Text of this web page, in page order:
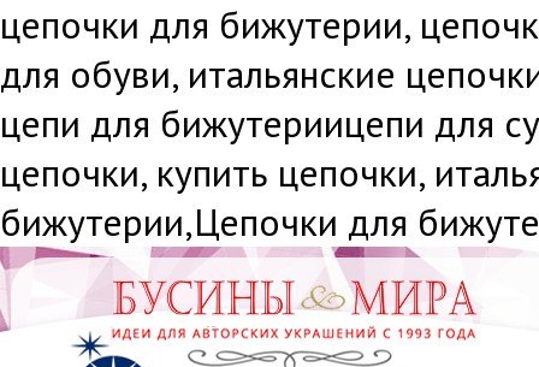
цепочки для бижутерии,
для обуви, итальянские
цепи для бижутериицепи для
цепочки, купить цепочки,
бижутерии,Цепочки для